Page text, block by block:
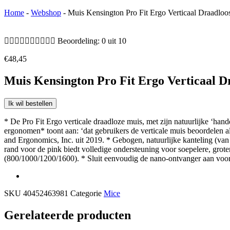
Home - Webshop - Muis Kensington Pro Fit Ergo Verticaal
          Beoordeling: 0 uit 10
€48,45
Muis Kensington Pro Fit Ergo Verticaal
Ik wil bestellen
* De Pro Fit Ergo verticale draadloze muis, met zijn natuurlijke
ergonomen* toont aan: ‘dat gebruikers de verticale muis
and Ergonomics, Inc. uit 2019. * Gebogen, natuurlijke kanteling
rand voor de pink biedt volledige ondersteuning voor soepelere,
(800/1000/1200/1600). * Sluit eenvoudig de nano-ontvanger aan
SKU 40452463981 Categorie Mice
Gerelateerde producten